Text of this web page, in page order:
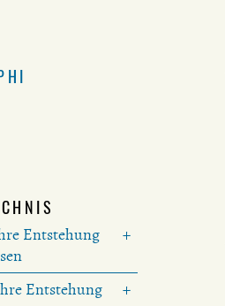
Entstehung
Entstehung